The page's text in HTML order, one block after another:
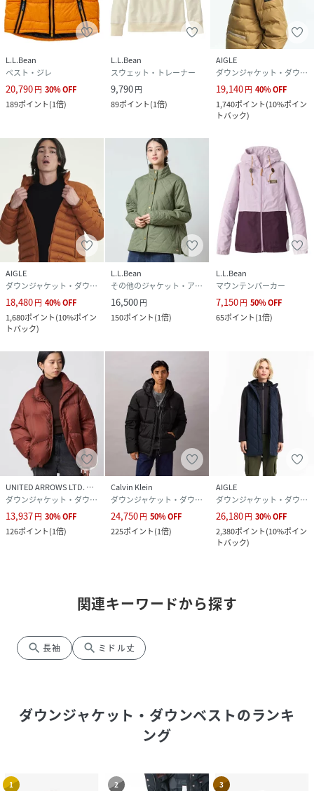
L.L.Bean
ベスト・ジレ
20,790円 30%OFF
189ポイント(1倍)
L.L.Bean
スウェット・トレーナー
9,790円
89ポイント(1倍)
AIGLE
ダウンジャケット・ダウンベスト
19,140円 40%OFF
1,740ポイント(10%ポイン
トバック)
AIGLE
ダウンジャケット・ダウンベスト
18,480円 40%OFF
1,680ポイント(10%ポイン
トバック)
L.L.Bean
その他のジャケット・アウター
16,500円
150ポイント(1倍)
L.L.Bean
マウンテンパーカー
7,150円 50%OFF
65ポイント(1倍)
UNITED ARROWS LTD. OUTLET
ダウンジャケット・ダウンベスト
13,937円 30%OFF
126ポイント(1倍)
Calvin Klein
ダウンジャケット・ダウンベスト
24,750円 50%OFF
225ポイント(1倍)
AIGLE
ダウンジャケット・ダウンベスト
26,180円 30%OFF
2,380ポイント(10%ポイン
トバック)
関連キーワードから探す
search 長袖 search ミドル丈
ダウンジャケット・ダウンベストのランキ
ング
1 2 3